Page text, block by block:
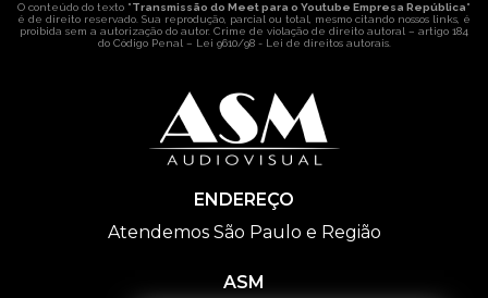
O conteúdo do texto "Transmissão do Meet para o Youtube Empresa República"
é de direito reservado. Sua reprodução, parcial ou total, mesmo citando nossos links, é
proibida sem a autorização do autor. Crime de violação de direito autoral – artigo 184
do Código Penal – Lei 9610/98 - Lei de direitos autorais.
ENDEREÇO
Atendemos São Paulo e Região
ASM